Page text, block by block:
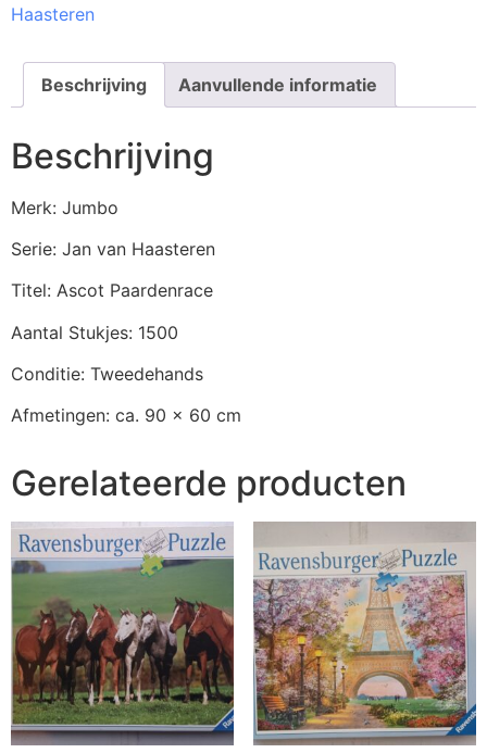
Haasteren
Beschrijving Aanvullende informatie
Beschrijving
Merk: Jumbo
Serie: Jan van Haasteren
Titel: Ascot Paardenrace
Aantal Stukjes: 1500
Conditie: Tweedehands
Afmetingen: ca. 90 x 60 cm
Gerelateerde producten